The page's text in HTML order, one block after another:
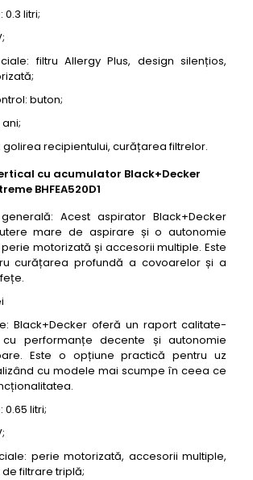
litri;
filtru Allergy Plus, design silențios,
buton;
recipientului, curățarea filtrelor.
cu acumulator Black+Decker
BHFEA520D1
Acest aspirator Black+Decker
mare de aspirare și o autonomie
motorizată și accesorii multiple. Este
curățarea profundă a covoarelor și a
Black+Decker oferă un raport calitate-
performanțe decente și autonomie
Este o opțiune practică pentru uz
cu modele mai scumpe în ceea ce
litri;
perie motorizată, accesorii multiple,
filtrare triplă;